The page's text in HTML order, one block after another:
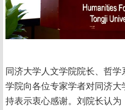
同济大学人文学院院长、哲
学院向各位专家学者对同济大
持表示衷心感谢。刘院长认为